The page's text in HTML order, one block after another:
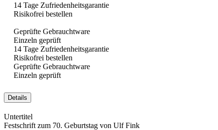
14 Tage Zufriedenheitsgarantie
Risikofrei bestellen
Geprüfte Gebrauchtware
Einzeln geprüft
14 Tage Zufriedenheitsgarantie
Risikofrei bestellen
Geprüfte Gebrauchtware
Einzeln geprüft
Details
Untertitel
Festschrift zum 70. Geburtstag von Ulf Fink